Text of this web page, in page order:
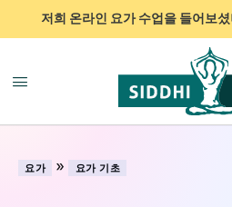
저희 온라인 요가 수업을 들어보
요가 » 요가 기초